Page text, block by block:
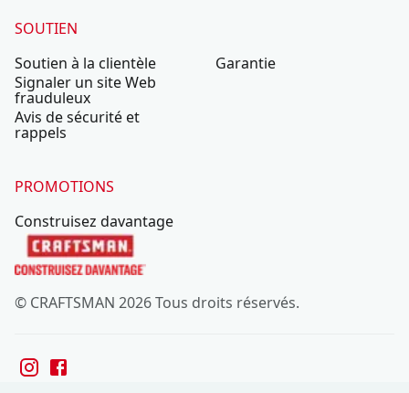
SOUTIEN
Soutien à la clientèle
Signaler un site Web
frauduleux
Avis de sécurité et
rappels
Garantie
PROMOTIONS
Construisez davantage
© CRAFTSMAN 2026 Tous droits réservés.